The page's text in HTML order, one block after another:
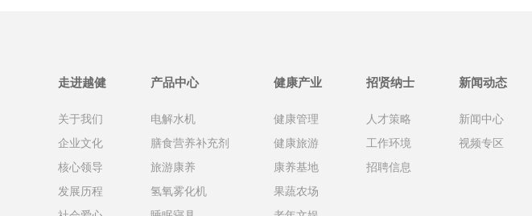
走进越健
关于我们
企业文化
核心领导
发展历程
产品中心
电解水机
膳食营养补充剂
旅游康养
氢氧雾化机
健康产业
健康管理
健康旅游
康养基地
果蔬农场
招贤纳士
人才策略
工作环境
招聘信息
新闻动态
新闻中心
视频专区